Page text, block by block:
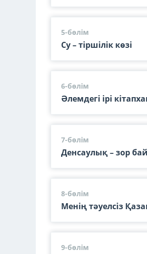
5-бөлім
Су – тіршілік көзі
6-бөлім
Әлемдегі ірі
7-бөлім
Денсаулық – зор
8-бөлім
Менің тәуелсіз
9-бөлім